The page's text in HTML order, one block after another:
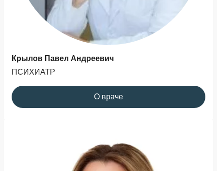
Крылов Павел Андреевич
ПСИХИАТР
О враче